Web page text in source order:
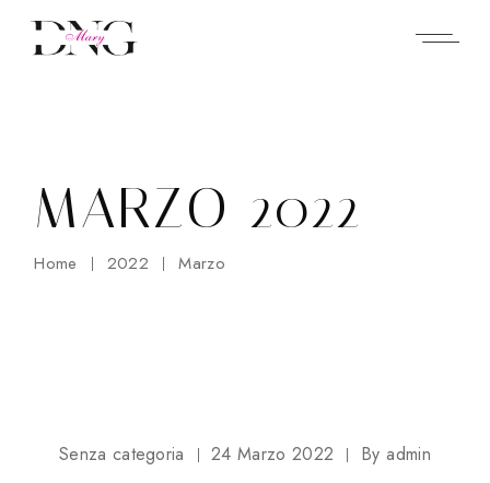
content
MARZO 2022
Home 2022 Marzo
Senza categoria 24 Marzo 2022 By admin